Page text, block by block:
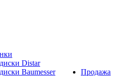
Distar
Baumesser
Продажа